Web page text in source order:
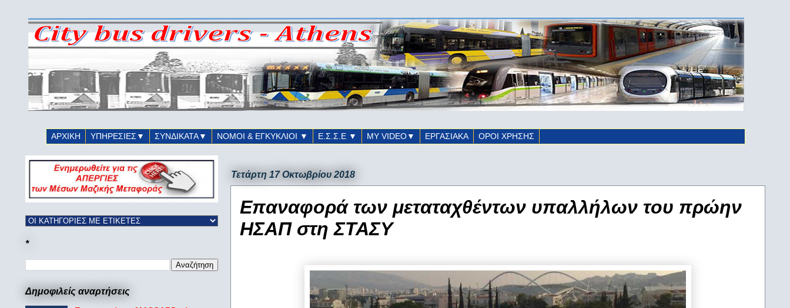
ΑΡΧΙΚΗ ΥΠΗΡΕΣΙΕΣ▼ ΣΥΝΔΙΚΑΤΑ▼ ΝΟΜΟΙ & ΕΓΚΥΚΛΙΟΙ ▼ Ε.Σ.Σ.Ε ▼ ΜΥ VIDEO▼ ΕΡΓΑΣΙΑΚΑ ΟΡΟΙ ΧΡΗΣΗΣ
Τετάρτη 17 Οκτωβρίου 2018
Επαναφορά των μεταταχθέντων υπαλλήλων του πρώην
ΗΣΑΠ στη ΣΤΑΣΥ
*
Δημοφιλείς αναρτήσεις